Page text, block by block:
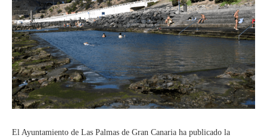
El Ayuntamiento de Las Palmas de Gran Canaria ha publicado la